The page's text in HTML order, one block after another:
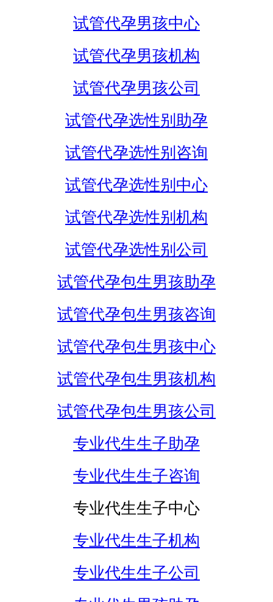
试管代孕男孩中心
试管代孕男孩机构
试管代孕男孩公司
试管代孕选性别助孕
试管代孕选性别咨询
试管代孕选性别中心
试管代孕选性别机构
试管代孕选性别公司
试管代孕包生男孩助孕
试管代孕包生男孩咨询
试管代孕包生男孩中心
试管代孕包生男孩机构
试管代孕包生男孩公司
专业代生生子助孕
专业代生生子咨询
专业代生生子中心
专业代生生子机构
专业代生生子公司